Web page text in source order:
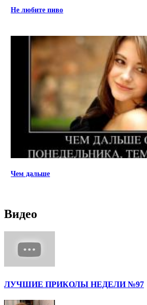
Не любите пиво
Чем дальше
Видео
ЛУЧШИЕ ПРИКОЛЫ НЕДЕЛИ №97